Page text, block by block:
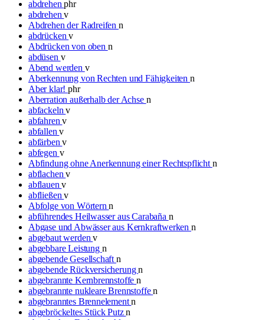
abdrehenphr
abdrehenv
Abdrehen der Radreifen n
abdrückenv
Abdrücken von oben n
abdüsen v
Abend werden v
Aberkennung von Rechten und Fähigkeiten n
Aber klar!phr
Aberration außerhalb der Achse n
abfackelnv
abfahrenv
abfallenv
abfärbenv
abfegen v
Abfindung ohne Anerkennung einer Rechtspflicht n
abflachenv
abflauenv
abfließenv
Abfolge von Wörternn
abführendes Heilwasser aus Carabaña n
Abgase und Abwässer aus Kernkraftwerken n
abgebaut werdenv
abgebbare Leistung n
abgebende Gesellschaft n
abgebende Rückversicherungn
abgebrannte Kernbrennstoffen
abgebrannte nukleare Brennstoffen
abgebranntes Brennelementn
abgebröckeltes Stück Putzn